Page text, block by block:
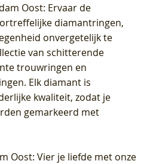
Oost: Ervaar de
diamantringen,
onvergetelijk te
van schitterende
trouwringen en
Elk diamant is
kwaliteit, zodat je
gemarkeerd met
Oost: Vier je liefde met onze